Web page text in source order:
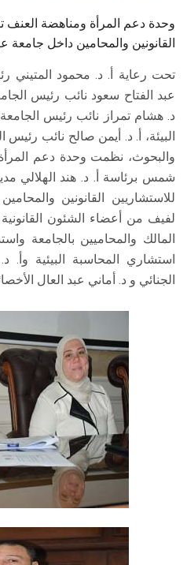
وحدة دعم المرأة ومناهضة
القانونين والمحامين داخل
تحت رعاية أ. د. محمود
عبد الفتاح سعود نائب رئيس
د. هشام تمراز نائب رئيس
البيئة، أ. د. أيمن صالح نائب رئيس
والبحوث، نظمت وحدة دعم
شمس برئاسة أ. د. هند الهلالي
للاستشاريين القانونين
لفيف من أعضاء الشئون
المالك والمحاميين بالجامعة
استشاري المحاسبة البيئية
الجنائي و د. أماني عبد العال